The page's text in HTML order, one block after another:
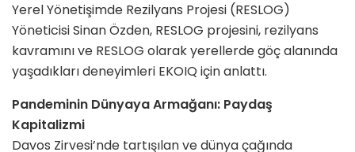
Yerel Yönetişimde Rezilyans Projesi (RESLOG)
Yöneticisi Sinan Özden, RESLOG projesini, rezilyans
kavramını ve RESLOG olarak yerellerde göç alanında
yaşadıkları deneyimleri EKOIQ için anlattı.
Pandeminin Dünyaya Armağanı: Paydaş
Kapitalizmi
Davos Zirvesi’nde tartışılan ve dünya çağında